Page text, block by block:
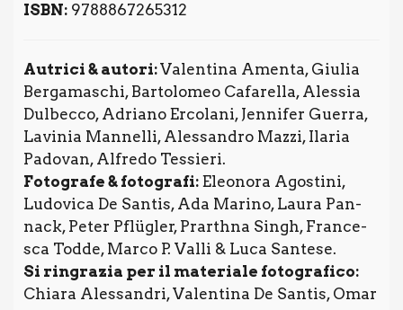
ISBN: 9788867265312
Autri­ci & auto­ri:Valen­ti­na Amen­ta, Giu­lia
Ber­ga­ma­schi, Bar­to­lo­meo Cafa­rel­la, Ales­sia
Dul­bec­co, Adria­no Erco­la­ni, Jen­ni­fer Guer­ra,
Lavi­nia Man­nel­li, Ales­san­dro Maz­zi, Ila­ria
Pado­van, Alfre­do Tes­sie­ri.
Foto­gra­fe & foto­gra­fi: Eleo­no­ra Ago­sti­ni,
Ludo­vi­ca De San­tis, Ada Mari­no, Lau­ra Pan­
nack, Peter Pflü­gler, Prar­th­na Sin­gh, Fran­ce­
sca Tod­de, Mar­co P. Val­li & Luca San­te­se.
Si rin­gra­zia per il mate­ria­le foto­gra­fi­co:
Chia­ra Ales­san­dri, Valen­ti­na De San­tis, Omar